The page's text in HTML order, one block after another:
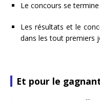
Le concours se
Les résultats et le
dans les tout premiers
Et pour le